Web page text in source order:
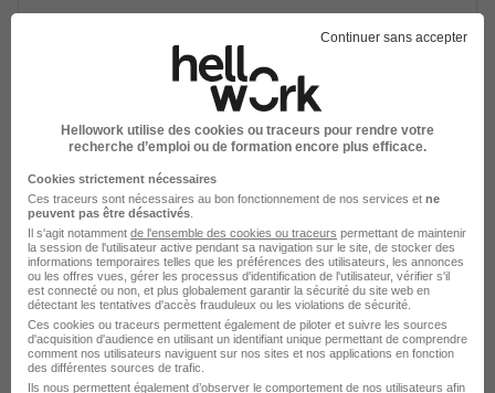
Télétravail partiel
Technicien Sédentaire H/F
Rueil-Malmaison - 92
Voir l’offre
il y a 12 jours
Chef Projet CRM et Data Marketing
Automation H/F
Continuer sans accepter
Hellowork utilise des cookies ou traceurs pour rendre votre
recherche d’emploi ou de formation encore plus efficace.
Cookies strictement nécessaires
Ces traceurs sont nécessaires au bon fonctionnement de nos services et ne
peuvent pas être désactivés
Il s'agit notamment de l'ensemble des cookies ou traceurs permettant de maintenir
la session de l'utilisateur active pendant sa navigation sur le site, de stocker des
informations temporaires telles que les préférences des utilisateurs, les annonces
ou les offres vues, gérer les processus d'identification de l'utilisateur, vérifier s'il
est connecté ou non, et plus globalement garantir la sécurité du site web en
détectant les tentatives d'accès frauduleux ou les violations de sécurité.
Ces cookies ou traceurs permettent également de piloter et suivre les sources
d'acquisition d'audience en utilisant un identifiant unique permettant de comprendre
comment nos utilisateurs naviguent sur nos sites et nos applications en fonction
des différentes sources de trafic.
Ils nous permettent également d’observer le comportement de nos utilisateurs afin